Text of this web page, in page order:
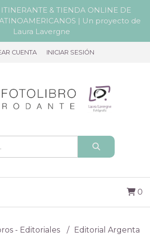
& TIENDA ONLINE DE
| Un proyecto de
Laura Lavergne
CUENTA INICIAR SESIÓN
0
- Editoriales Editorial Argenta